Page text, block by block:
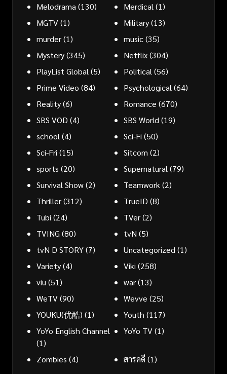
Melodrama (130) Merdical (1)
MGTV(1) Military(13)
murder(1) music(35)
Mystery(345) Netflix(304)
PlayList Global (5) Political (56)
Prime Video (84) Psychological (64)
Reality(6) Romance (670)
SBS VOD (4) SBS World (19)
school (4) Sci-Fi (50)
Sci-Fri (15) Sitcom (2)
sports (20) Supernatural (79)
Survival Show(2) Teamwork (2)
Thriller(312) TrueID (8)
Tubi (24) TVer(2)
TVING (80) tvN (5)
tvN D STORY(7) Uncategorized (1)
Variety(4) Viki (258)
viu (51) war(13)
WeTV(90) Wevve (25)
YOUKU(优酷) (1) Youth (117)
YoYo English Channel
(1)
YoYo TV(1)
Zombies (4) สารคดี(1)